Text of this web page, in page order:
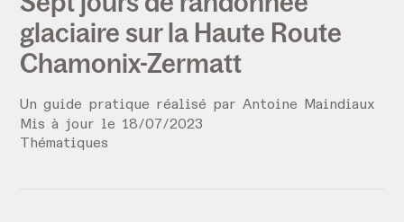
glaciaire sur la Haute Route
Chamonix-Zermatt
Un guide pratique réalisé parAntoine Maindiaux
Mis à jour le 18/07/2023
Thématiques